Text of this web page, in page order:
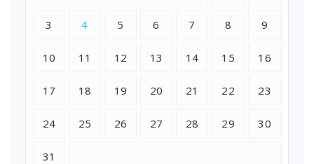
3 4 5 6 7 8 9
10 11 12 13 14 15 16
17 18 19 20 21 22 23
24 25 26 27 28 29 30
31